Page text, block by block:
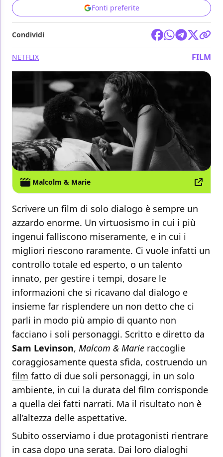
Fonti preferite
Condividi
NETFLIX FILM
Malcolm & Marie
Scrivere un film di solo dialogo è sempre un
azzardo enorme. Un virtuosismo in cui i più
ingenui falliscono miseramente, e in cui i
migliori riescono raramente. Ci vuole infatti un
controllo totale ed esperto, o un talento
innato, per gestire i tempi, dosare le
informazioni che si ricavano dal dialogo e
insieme far risplendere un non detto che ci
parli in modo più ampio di quanto non
facciano i soli personaggi. Scritto e diretto da
Sam Levinson, Malcom & Marie raccoglie
coraggiosamente questa sfida, costruendo un
film fatto di due soli personaggi, in un solo
ambiente, in cui la durata del film corrisponde
a quella dei fatti narrati. Ma il risultato non è
all’altezza delle aspettative.
Subito osserviamo i due protagonisti rientrare
in casa dopo una serata. Dai loro dialoghi